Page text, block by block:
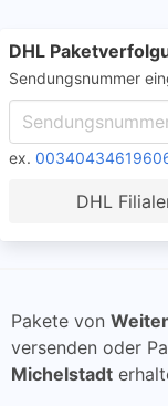
DHL
Sendungsnummer
ex.
DHL
Pakete von
versenden oder
Michelstadt